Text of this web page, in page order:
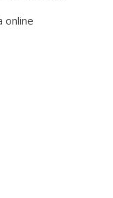
online